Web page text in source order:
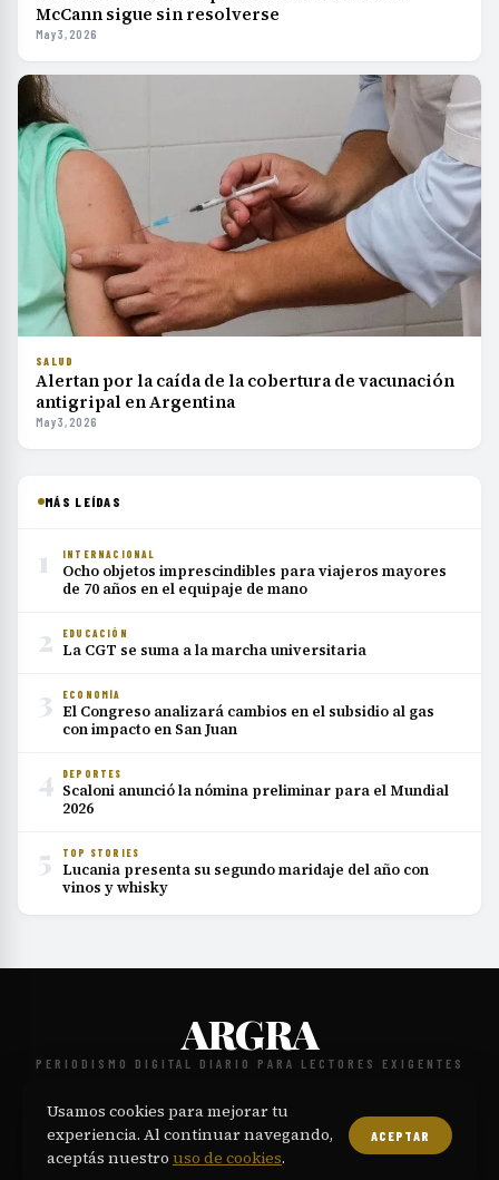
McCann sigue sin resolverse
May 3, 2026
SALUD
Alertan por la caída de la cobertura de vacunación
antigripal en Argentina
May 3, 2026
MÁS LEÍDAS
1 INTERNACIONAL
Ocho objetos imprescindibles para viajeros mayores
de 70 años en el equipaje de mano
2 EDUCACIÓN
La CGT se suma a la marcha universitaria
3 ECONOMÍA
El Congreso analizará cambios en el subsidio al gas
con impacto en San Juan
4 DEPORTES
Scaloni anunció la nómina preliminar para el Mundial
2026
5 TOP STORIES
Lucania presenta su segundo maridaje del año con
vinos y whisky
ARGRA
PERIODISMO DIGITAL DIARIO PARA LECTORES EXIGENTES
TÉRMINOS · COOKIES
© 2026 ARGRA. Todos los derechos reservados.
Usamos cookies para mejorar tu
experiencia. Al continuar navegando,
aceptás nuestro uso de cookies.
ACEPTAR